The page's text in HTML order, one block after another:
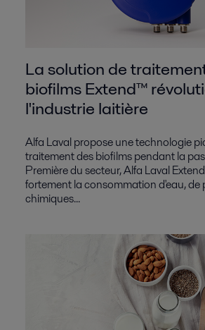
La solution de
biofilms Extend™
l'industrie laitière
Alfa Laval propose une technologie
traitement des biofilms pendant la
Première du secteur, Alfa Laval
fortement la consommation d'eau, de
chimiques...